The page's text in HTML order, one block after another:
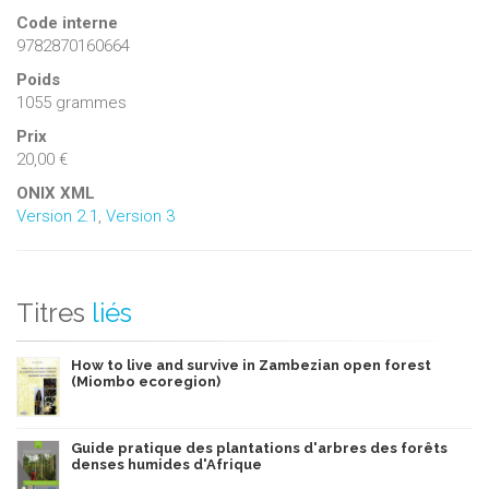
Ministre Wallon de l'agriculture et de la ruralité.
Code interne
9782870160664
Poids
1055 grammes
Prix
20,00 €
ONIX XML
Version 2.1 Version 3
Titres liés
How to live and survive in Zambezian open forest
(Miombo ecoregion)
Guide pratique des plantations d'arbres des forêts
denses humides d'Afrique